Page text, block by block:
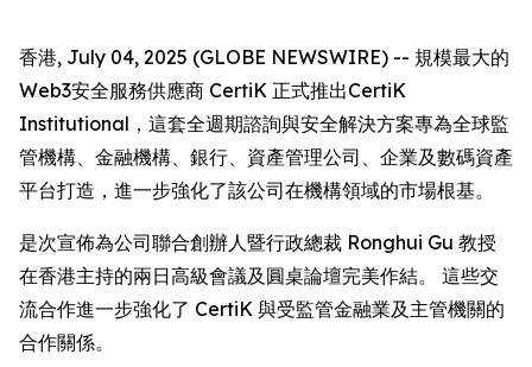
香港, July 04, 2025 (GLOBE NEWSWIRE) -- 規模最大的
Web3安全服務供應商 CertiK 正式推出CertiK
Institutional，這套全週期諮詢與安全解決方案專為全球監
管機構、金融機構、銀行、資產管理公司、企業及數碼資產
平台打造，進一步強化了該公司在機構領域的市場根基。
是次宣佈為公司聯合創辦人暨行政總裁 Ronghui Gu 教授
在香港主持的兩日高級會議及圓桌論壇完美作結。 這些交
流合作進一步強化了 CertiK 與受監管金融業及主管機關的
合作關係。